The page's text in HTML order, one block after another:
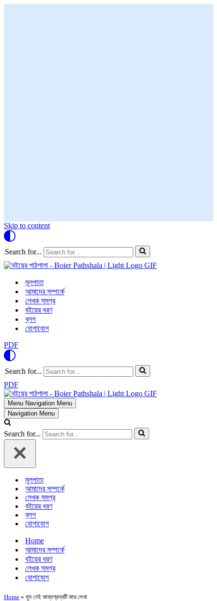
Skip to content
Search for...
মূলপাতা
আমাদের সম্পর্কে
লেখক সমগ্র
বইয়ের ধরণ
ব্লগ
যোগাযোগ
PDF
Search for...
PDF
Menu Navigation Menu
Navigation Menu
Search for...
মূলপাতা
আমাদের সম্পর্কে
লেখক সমগ্র
বইয়ের ধরণ
ব্লগ
যোগাযোগ
Home
আমাদের সম্পর্কে
বইয়ের ধরণ
লেখক সমগ্র
যোগাযোগ
Home » ঘুম নেই কাব্যগ্রন্থটি কার লেখা